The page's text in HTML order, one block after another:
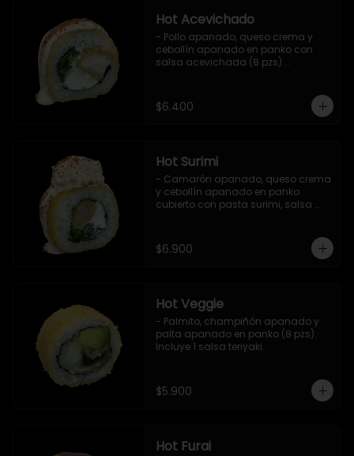
Hot Acevichado
- Pollo apanado, queso crema y
cebollín apanado en panko con
salsa acevichada (8 pzs).
$6.400
Hot Surimi
- Camarón apanado, queso crema
y cebollín apanado en panko
cubierto con pasta surimi, salsa
$6.900
Hot Veggie
- Palmito, champiñón apanado y
palta apanado en panko (8 pzs).
Incluye 1 salsa teriyaki.
$5.900
Hot Furai